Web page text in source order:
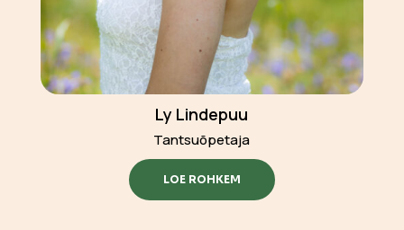
Ly Lindepuu
Tantsuõpetaja
LOE ROHKEM